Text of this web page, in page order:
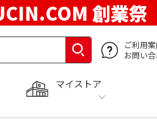
創業祭
ご利用
お問い
マイストア